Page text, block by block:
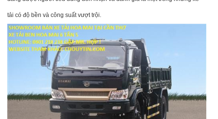
tải có độ bền và công suất vượt trội.